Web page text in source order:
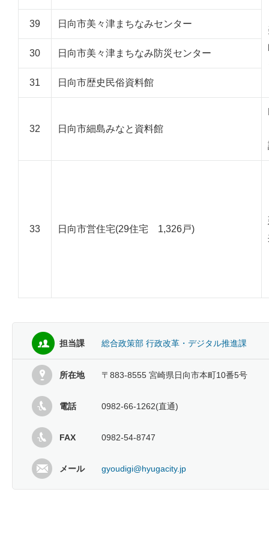
39 日向市美々津まちなみセンター
30 日向市美々津まちなみ防災センター
31 日向市歴史民俗資料館
32 日向市細島みなと資料館
33 日向市営住宅(29住宅 1,326戸)
担当課 総合政策部 行政改革・デジタル推進課
所在地 〒883-8555 宮崎県日向市本町10番5号
電話 0982-66-1262(直通)
FAX 0982-54-8747
メール gyoudigi@hyugacity.jp